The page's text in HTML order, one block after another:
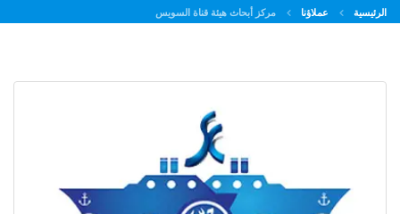
الرئيسية عملاؤنا مركز أبحاث هيئة قناة السويس